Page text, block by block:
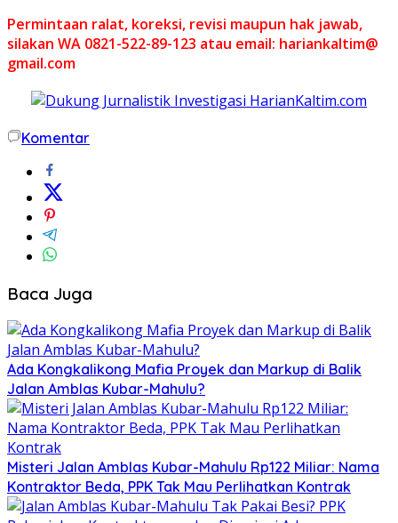
Permintaan ralat, koreksi, revisi maupun hak jawab,
silakan WA 0821-522-89-123 atau email: hariankaltim@
gmail.com
Komentar
Baca Juga
Ada Kongkalikong Mafia Proyek dan Markup di Balik
Jalan Amblas Kubar-Mahulu?
Misteri Jalan Amblas Kubar-Mahulu Rp122 Miliar: Nama
Kontraktor Beda, PPK Tak Mau Perlihatkan Kontrak